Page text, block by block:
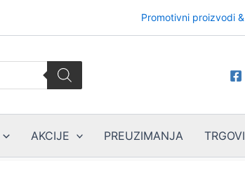
Promotivni proizvodi
AKCIJE PREUZIMANJA